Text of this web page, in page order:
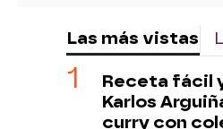
Las más vistas
Receta fácil
Karlos
curry con